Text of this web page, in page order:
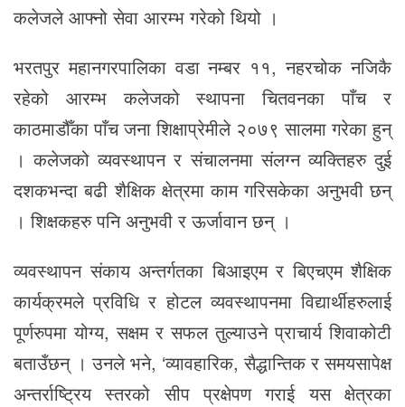
कलेजले आफ्नो सेवा आरम्भ गरेको थियो ।
भरतपुर महानगरपालिका वडा नम्बर ११, नहरचोक नजिकै
रहेको आरम्भ कलेजको स्थापना चितवनका पाँच र
काठमाडौँका पाँच जना शिक्षाप्रेमीले २०७९ सालमा गरेका हुन्
। कलेजको व्यवस्थापन र संचालनमा संलग्न व्यक्तिहरु दुई
दशकभन्दा बढी शैक्षिक क्षेत्रमा काम गरिसकेका अनुभवी छन्
। शिक्षकहरु पनि अनुभवी र ऊर्जावान छन् ।
व्यवस्थापन संकाय अन्तर्गतका बिआइएम र बिएचएम शैक्षिक
कार्यक्रमले प्रविधि र होटल व्यवस्थापनमा विद्यार्थीहरुलाई
पूर्णरुपमा योग्य, सक्षम र सफल तुल्याउने प्राचार्य शिवाकोटी
बताउँछन् । उनले भने, ‘व्यावहारिक, सैद्धान्तिक र समयसापेक्ष
अन्तर्राष्ट्रिय स्तरको सीप प्रक्षेपण गराई यस क्षेत्रका